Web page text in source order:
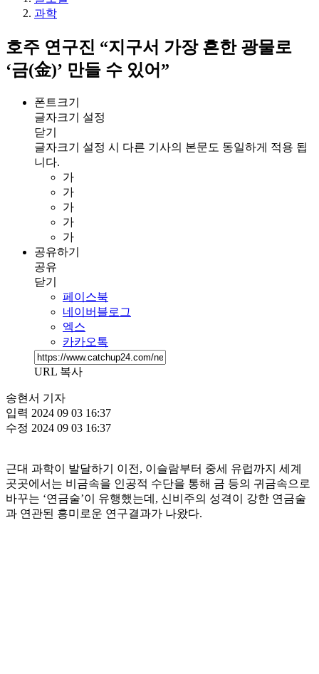
과학
호주 연구진 “지구서 가장 흔한 광물로
‘금(金)’ 만들 수 있어”
폰트크기
글자크기 설정
닫기
글자크기 설정 시 다른 기사의 본문도 동일하게 적용 됩
니다.
가
가
가
가
가
공유하기
공유
닫기
페이스북
네이버블로그
엑스
카카오톡
URL 복사
송현서 기자
입력 2024 09 03 16:37
수정 2024 09 03 16:37
근대 과학이 발달하기 이전, 이슬람부터 중세 유럽까지 세계
곳곳에서는 비금속을 인공적 수단을 통해 금 등의 귀금속으로
바꾸는 ‘연금술’이 유행했는데, 신비주의 성격이 강한 연금술
과 연관된 흥미로운 연구결과가 나왔다.